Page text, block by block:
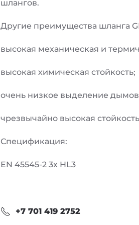
шлангов.
Другие преимущества шланга
высокая механическая и
высокая химическая стойкость;
очень низкое выделение
чрезвычайно высокая
Спецификация:
EN 45545-2 3x HL3
+7 701 419 2752